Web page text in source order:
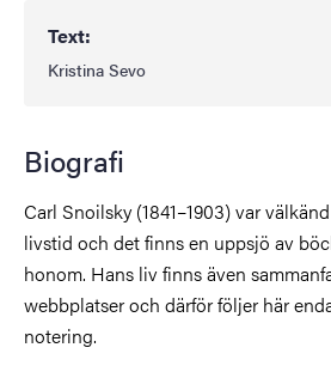
Text:
Kristina Sevo
Biografi
Carl Snoilsky (1841–1903) var
livstid och det finns en uppsjö av
honom. Hans liv finns även
webbplatser och därför följer här
notering.